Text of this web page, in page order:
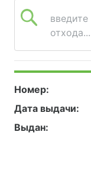
отхода...
Номер:
Дата выдачи:
Выдан: